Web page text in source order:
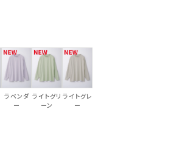
ラベンダ
ー
ライトグリ
ーン
ライトグレ
ー